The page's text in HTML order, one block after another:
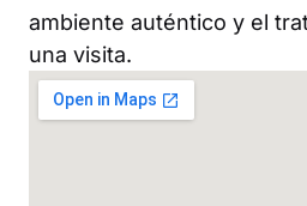
ambiente auténtico y el
una visita.